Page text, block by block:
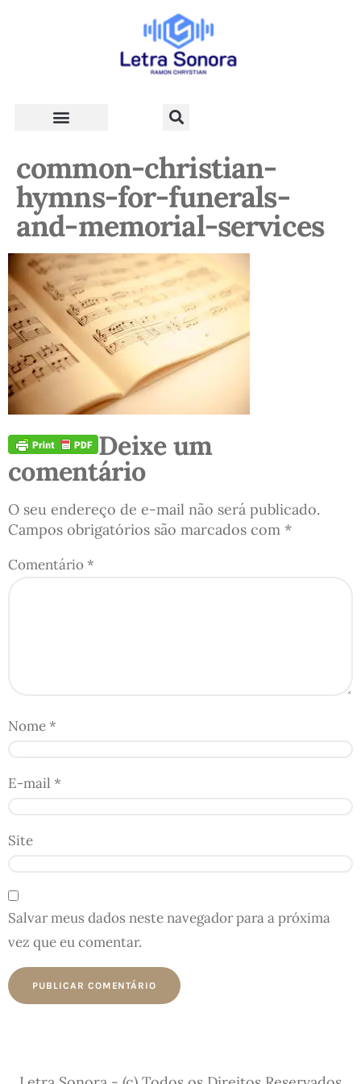
common-christian-
hymns-for-funerals-
and-memorial-services
Deixe um
comentário
O seu endereço de e-mail não será publicado.
Campos obrigatórios são marcados com *
Comentário*
Nome*
E-mail *
Site
Salvar meus dados neste navegador para a próxima
vez que eu comentar.